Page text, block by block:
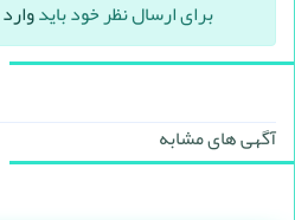
برای ارسال نظر خود بایدوارد
آگهی های مشابه